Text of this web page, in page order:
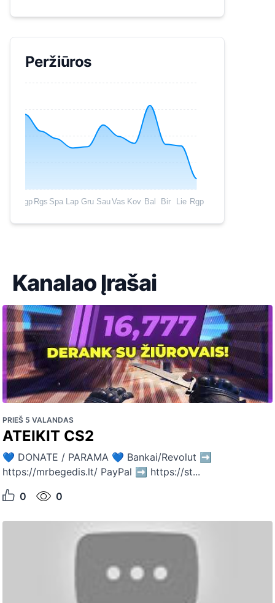
Peržiūros
Rgp Rgs Spa Lap Gru SauVas Kov Bal Bir Lie Rgp
Kanalao Įrašai
PRIEŠ 5 VALANDAS
ATEIKIT CS2
💙 DONATE / PARAMA 💙 Bankai/Revolut ➡
https://mrbegedis.lt/ PayPal ➡ https://st...
0
0